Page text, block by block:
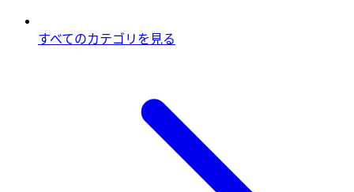
すべてのカテゴリを見る